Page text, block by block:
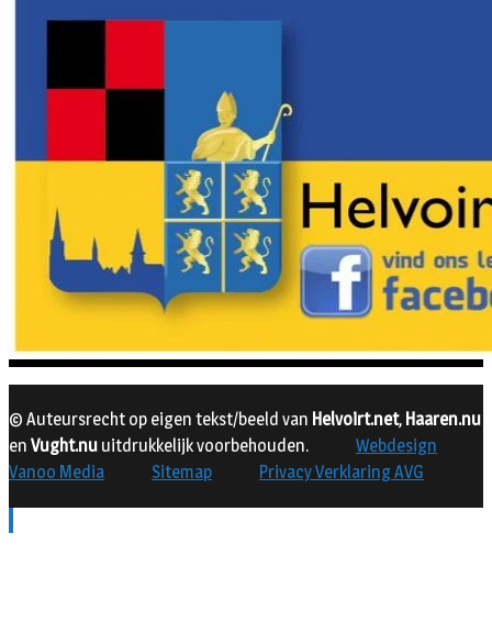
© Auteursrecht op eigen tekst/beeld van Helvoirt.net, Haaren.nu
en Vught.nu uitdrukkelijk voorbehouden.
Webdesign
Vanoo Media
Sitemap Privacy Verklaring AVG